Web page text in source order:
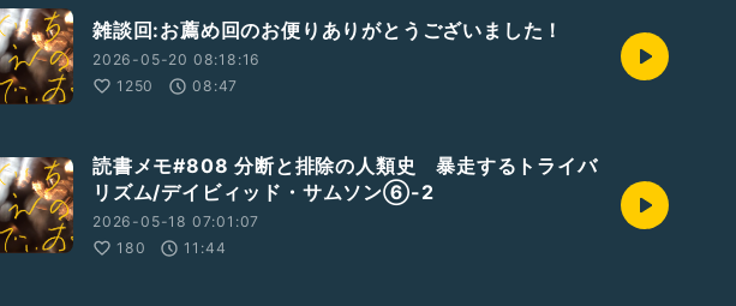
雑談回:お薦め回のお便りありがとうございました！
2026-05-20 08:18:16
1250
08:47
読書メモ#808 分断と排除の人類史 暴走するトライバ
リズム/デイビィッド・サムソン⑥-2
2026-05-18 07:01:07
180
11:44